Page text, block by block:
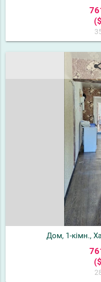
Дом, 1-кімн.,